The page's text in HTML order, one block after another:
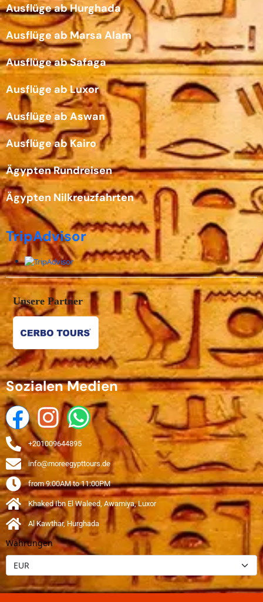
Ausflüge ab Hurghada
Ausflüge ab Marsa Alam
Ausflüge ab Safaga
Ausflüge ab Luxor
Ausflüge ab Aswan
Ausflüge ab Kairo
Ägypten Rundreisen
Ägypten Nilkreuzfahrten
TripAdvisor
Unsere Partner
Sozialen Medien
+201009644895
info@moreegypttours.de
from 9:00AM to 11:00PM
Khaked Ibn El Waleed, Awamiya, Luxor
Al Kawthar, Hurghada
Währungen